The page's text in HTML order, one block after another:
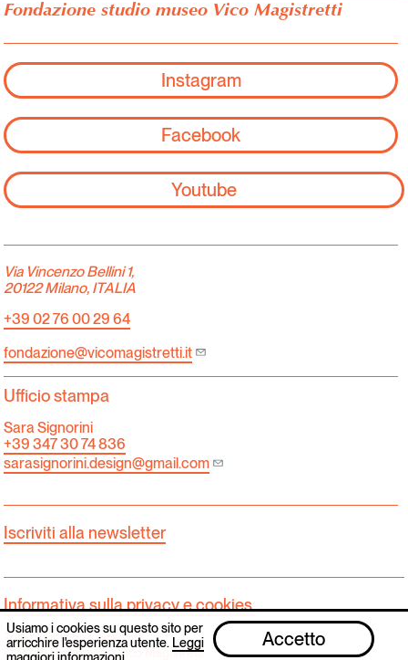
Fondazione studio museo Vico Magistretti
Instagram
Facebook
Youtube
Via Vincenzo Bellini 1,
20122 Milano, ITALIA
+39 02 76 00 29 64
fondazione@vicomagistretti.it
Ufficio stampa
Sara Signorini
+39 347 30 74 836
sarasignorini.design@gmail.com
Iscriviti alla newsletter
Informativa sulla privacy e cookies.
Tutti i diritti sono riservati.
© 2025 Fondazione Vico Magistretti
Usiamo i cookies su questo sito per
arricchire l'esperienza utente. Leggi
Accetto